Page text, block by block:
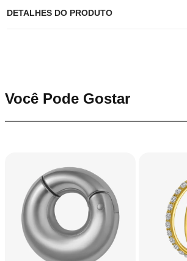
DETALHES DO PRODUTO
Você Pode Gostar